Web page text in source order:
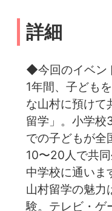
詳細
◆今回のイベン
1年間、子ども
な山村に預けて
留学」。小学校
での子どもが全
10〜20人で共
中学校に通いま
山村留学の魅力
験。テレビ・ゲ